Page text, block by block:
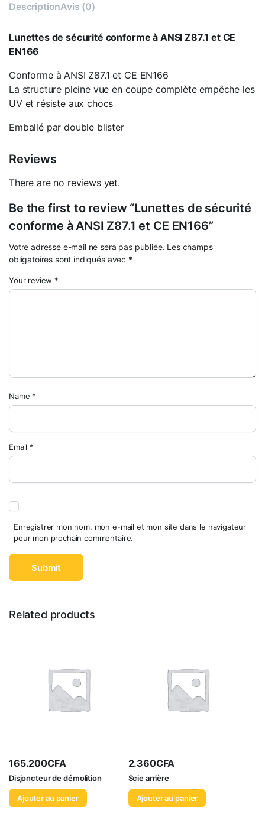
DescriptionAvis (0)
Lunettes de sécurité conforme à ANSI Z87.1 et CE
EN166
Conforme à ANSI Z87.1 et CE EN166
La structure pleine vue en coupe complète empêche les
UV et résiste aux chocs
Emballé par double blister
Reviews
There are no reviews yet.
Be the first to review “Lunettes de sécurité
conforme à ANSI Z87.1 et CE EN166”
Votre adresse e-mail ne sera pas publiée. Les champs
obligatoires sont indiqués avec *
Your review *
Name *
Email *
Enregistrer mon nom, mon e-mail et mon site dans le navigateur
pour mon prochain commentaire.
Related products
165.200CFA
Disjoncteur de démolition
Ajouter au panier
2.360CFA
Scie arrière
Ajouter au panier